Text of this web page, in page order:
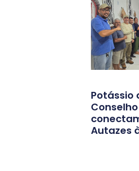
Leia
Potássio
Autazes